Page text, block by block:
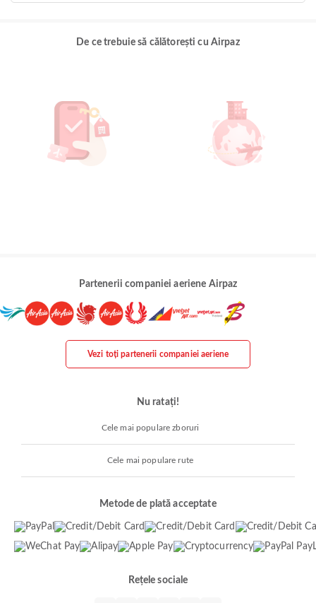
De ce trebuie să călătorești cu Airpaz
Partenerii companiei aeriene Airpaz
Vezi toți partenerii companiei aeriene
Nu ratați!
Cele mai populare zboruri
Cele mai populare rute
Metode de plată acceptate
Rețele sociale